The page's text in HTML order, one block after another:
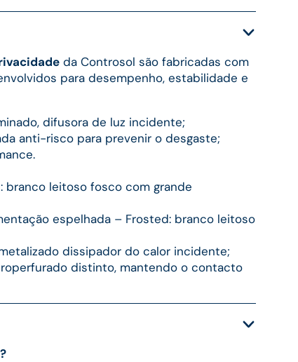
da Controsol são fabricadas com
para desempenho, estabilidade e
difusora de luz incidente;
anti-risco para prevenir o desgaste;
branco leitoso fosco com grande
espelhada – Frosted: branco leitoso
dissipador do calor incidente;
distinto, mantendo o contacto